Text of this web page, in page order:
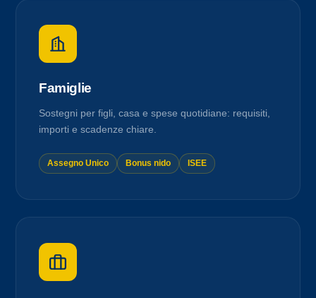
Famiglie
Sostegni per figli, casa e spese quotidiane: requisiti,
importi e scadenze chiare.
Assegno Unico Bonus nido ISEE